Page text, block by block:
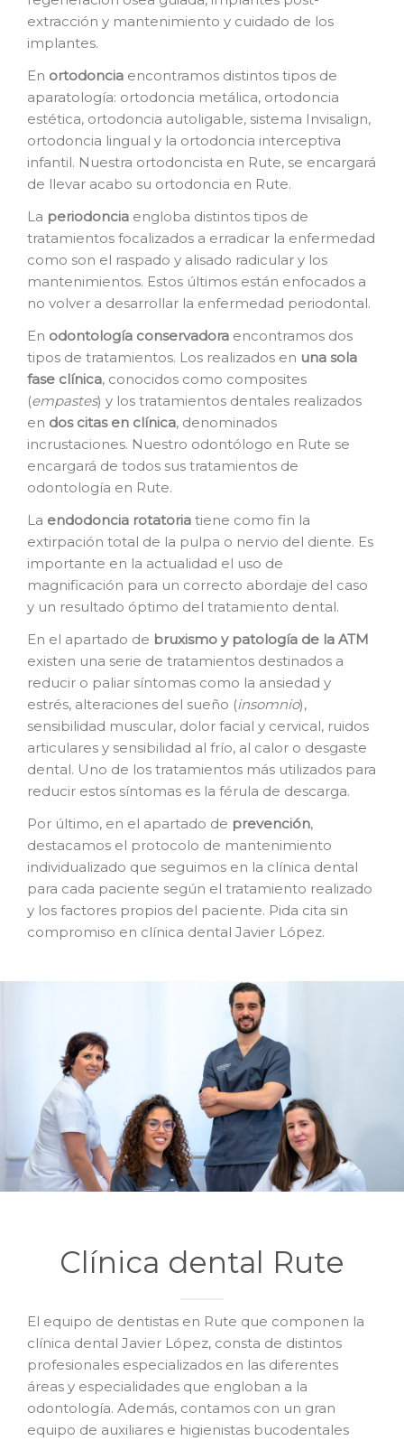
extracción y mantenimiento y cuidado de los
implantes.
En ortodoncia encontramos distintos tipos de
aparatología: ortodoncia metálica, ortodoncia
estética, ortodoncia autoligable, sistema Invisalign,
ortodoncia lingual y la ortodoncia interceptiva
infantil. Nuestra ortodoncista en Rute, se encargará
de llevar acabo su ortodoncia en Rute.
La periodoncia engloba distintos tipos de
tratamientos focalizados a erradicar la enfermedad
como son el raspado y alisado radicular y los
mantenimientos. Estos últimos están enfocados a
no volver a desarrollar la enfermedad periodontal.
En odontología conservadora encontramos dos
tipos de tratamientos. Los realizados en una sola
fase clínica, conocidos como composites
(empastes) y los tratamientos dentales realizados
en dos citas en clínica, denominados
incrustaciones. Nuestro odontólogo en Rute se
encargará de todos sus tratamientos de
odontología en Rute.
La endodoncia rotatoria tiene como fin la
extirpación total de la pulpa o nervio del diente. Es
importante en la actualidad el uso de
magnificación para un correcto abordaje del caso
y un resultado óptimo del tratamiento dental.
En el apartado de bruxismo y patología de la ATM
existen una serie de tratamientos destinados a
reducir o paliar síntomas como la ansiedad y
estrés, alteraciones del sueño (insomnio),
sensibilidad muscular, dolor facial y cervical, ruidos
articulares y sensibilidad al frío, al calor o desgaste
dental. Uno de los tratamientos más utilizados para
reducir estos síntomas es la férula de descarga.
Por último, en el apartado de prevención,
destacamos el protocolo de mantenimiento
individualizado que seguimos en la clínica dental
para cada paciente según el tratamiento realizado
y los factores propios del paciente. Pida cita sin
compromiso en clínica dental Javier López.
Clínica dental Rute
El equipo de dentistas en Rute que componen la
clínica dental Javier López, consta de distintos
profesionales especializados en las diferentes
áreas y especialidades que engloban a la
odontología. Además, contamos con un gran
equipo de auxiliares e higienistas bucodentales